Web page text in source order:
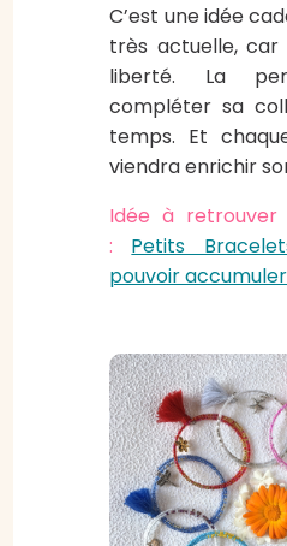
C’est une idée
très actuelle, car
liberté. La
compléter sa
temps. Et
viendra enrichir
Idée à retrouver
: Petits
pouvoir